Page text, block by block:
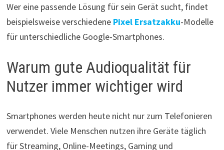
Wer eine passende Lösung für sein Gerät sucht, findet
beispielsweise verschiedene Pixel Ersatzakku-Modelle
für unterschiedliche Google-Smartphones.
Warum gute Audioqualität für
Nutzer immer wichtiger wird
Smartphones werden heute nicht nur zum Telefonieren
verwendet. Viele Menschen nutzen ihre Geräte täglich
für Streaming, Online-Meetings, Gaming und